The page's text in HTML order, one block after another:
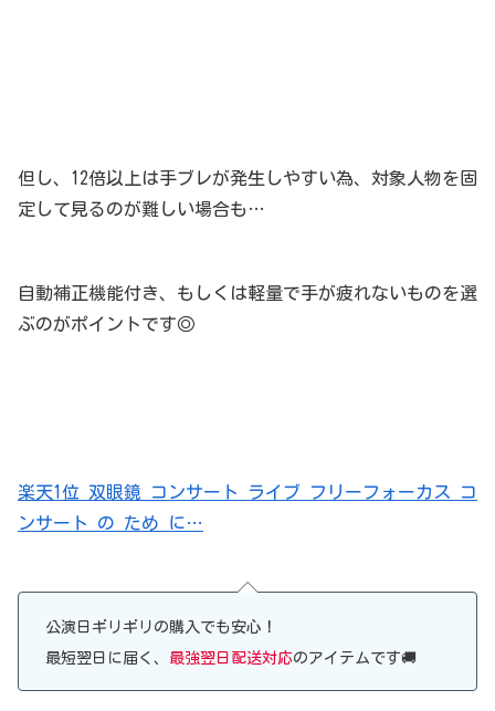
但し、12倍以上は手ブレが発生しやすい為、対象人物を固
定して見るのが難しい場合も…
自動補正機能付き、もしくは軽量で手が疲れないものを選
ぶのがポイントです◎
楽天1位 双眼鏡 コンサート ライブ フリーフォーカス コ
ンサート の ため に…
公演日ギリギリの購入でも安心！
最短翌日に届く、 最強翌日配送対応のアイテムです🚚